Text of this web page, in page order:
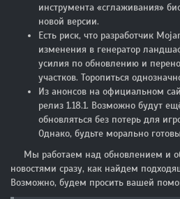
инструмента «сглаживания»
новой версии.
Есть риск, что разработчик
изменения в генератор
усилия по обновлению и
участков. Торопиться
Из анонсов на официальном
релиз 1.18.1. Возможно будут
обновляться без потерь для
Однако, будьте морально
Мы работаем над обновлением и
новостями сразу, как найдем
Возможно, будем просить вашей